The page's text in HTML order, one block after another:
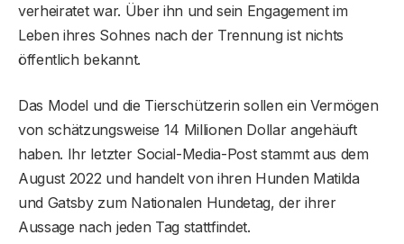
verheiratet war. Über ihn und sein Engagement im
Leben ihres Sohnes nach der Trennung ist nichts
öffentlich bekannt.
Das Model und die Tierschützerin sollen ein Vermögen
von schätzungsweise 14 Millionen Dollar angehäuft
haben. Ihr letzter Social-Media-Post stammt aus dem
August 2022 und handelt von ihren Hunden Matilda
und Gatsby zum Nationalen Hundetag, der ihrer
Aussage nach jeden Tag stattfindet.